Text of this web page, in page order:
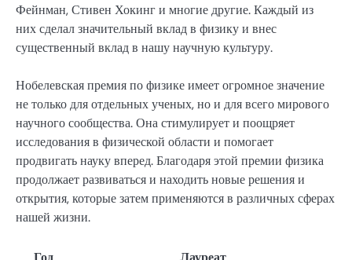
Фейнман, Стивен Хокинг и многие другие. Каждый из
них сделал значительный вклад в физику и внес
существенный вклад в нашу научную культуру.
Нобелевская премия по физике имеет огромное значение
не только для отдельных ученых, но и для всего мирового
научного сообщества. Она стимулирует и поощряет
исследования в физической области и помогает
продвигать науку вперед. Благодаря этой премии физика
продолжает развиваться и находить новые решения и
открытия, которые затем применяются в различных сферах
нашей жизни.